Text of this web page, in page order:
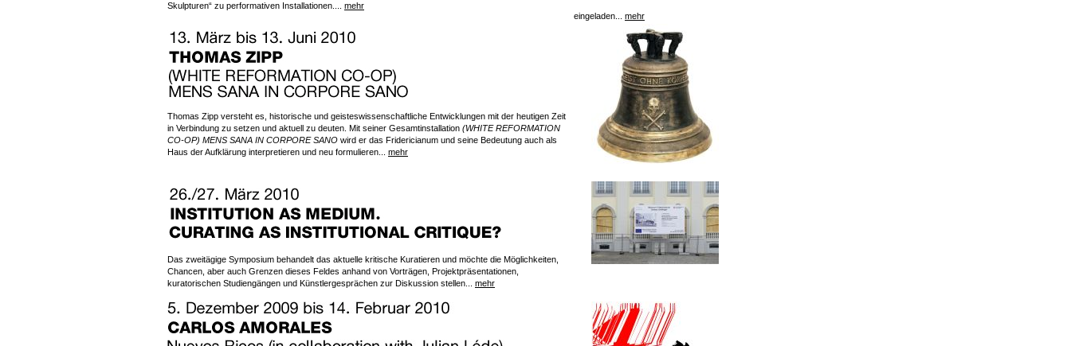
Skulpturen“ zu performativen Installationen.... mehr
Thomas Zipp versteht es, historische und geisteswissenschaftliche Entwicklungen mit der heutigen Zeit
in Verbindung zu setzen und aktuell zu deuten. Mit seiner Gesamtinstallation (WHITE REFORMATION
CO-OP) MENS SANA IN CORPORE SANO wird er das Fridericianum und seine Bedeutung auch als
Haus der Aufklärung interpretieren und neu formulieren... mehr
Das zweitägige Symposium behandelt das aktuelle kritische Kuratieren und möchte die Möglichkeiten,
Chancen, aber auch Grenzen dieses Feldes anhand von Vorträgen, Projektpräsentationen,
kuratorischen Studiengängen und Künstlergesprächen zur Diskussion stellen... mehr
eingeladen... mehr